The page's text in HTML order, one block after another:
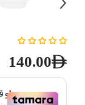
140.00